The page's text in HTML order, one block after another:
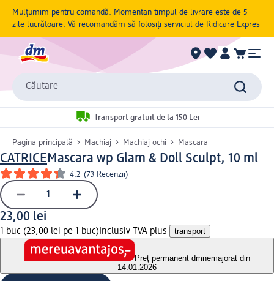
Mulțumim pentru comandă. Momentan timpul de livrare este de 5
zile lucrătoare. Vă recomandăm să folosiți serviciul de Ridicare Expres
Căutare
Transport gratuit de la 150 Lei
Pagina principală Machiaj Machiaj ochi Mascara
CATRICEMascara wp Glam & Doll Sculpt, 10 ml
4.2 (73 Recenzii)
23,00 lei
1 buc (23,00 lei pe 1 buc) Inclusiv TVA plus transport
Preț permanent dmnemajorat din
14.01.2026